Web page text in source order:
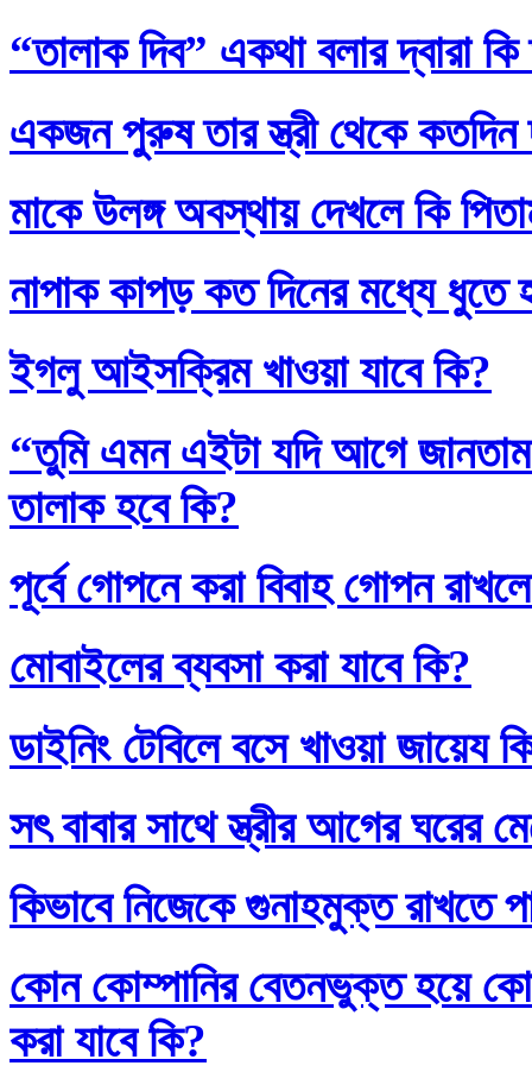
“তালাক দিব” একথা বলার দ্বারা
একজন পুরুষ তার স্ত্রী থেকে কতদিন
মাকে উলঙ্গ অবস্থায় দেখলে কি
নাপাক কাপড় কত দিনের মধ্যে ধুতে
ইগলু আইসক্রিম খাওয়া যাবে কি?
“তুমি এমন এইটা যদি আগে
তালাক হবে কি?
পূর্বে গোপনে করা বিবাহ গোপন
মোবাইলের ব্যবসা করা যাবে কি?
ডাইনিং টেবিলে বসে খাওয়া জায়েয
সৎ বাবার সাথে স্ত্রীর আগের ঘরের
কিভাবে নিজেকে গুনাহমুক্ত রাখতে
কোন কোম্পানির বেতনভুক্ত হয়ে
করা যাবে কি?